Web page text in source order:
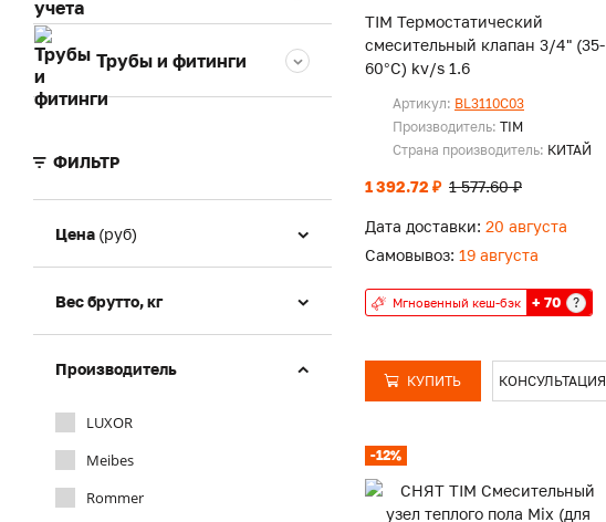
Трубы и фитинги
ФИЛЬТР
Цена (руб)
Вес брутто, кг
Производитель
LUXOR
Meibes
Rommer
TIM Термостатический
смесительный клапан 3/4" (35-
60°С) kv/s 1.6
Артикул: BL3110C03
Производитель: TIM
Страна производитель: КИТАЙ
1 392.72 ₽ 1 577.60 ₽
Дата доставки: 20 августа
Самовывоз: 19 августа
Мгновенный кеш-бэк + 70 ?
КУПИТЬ КОНСУЛЬТАЦИЯ
-12%